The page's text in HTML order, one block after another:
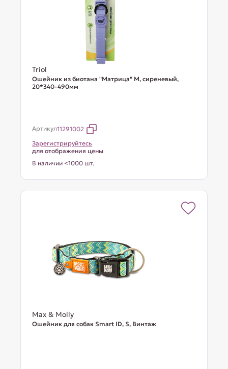
Triol
Ошейник из биотана "Матрица" M, сиреневый,
20*340-490мм
Артикул11291002
Зарегистрируйтесь
для отображения цены
В наличии <1000 шт.
Max & Molly
Ошейник для собак Smart ID, S, Винтаж